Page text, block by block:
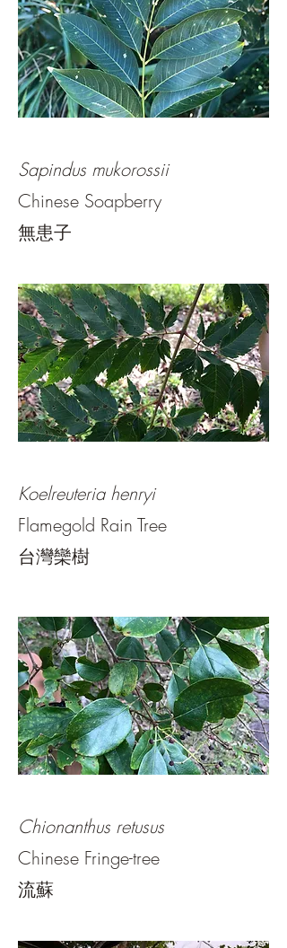
Sapindus mukorossii
Chinese Soapberry
無患子
Koelreuteria henryi
Flamegold Rain Tree
台灣欒樹
Chionanthus retusus
Chinese Fringe-tree
流蘇